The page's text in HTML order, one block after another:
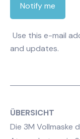
Notify me
Use this e-mail
and updates.
ÜBERSICHT
Die 3M Vollmaske